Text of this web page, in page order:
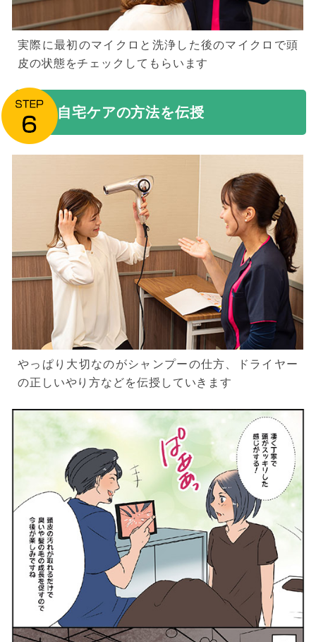
実際に最初のマイクロと洗浄した後のマイクロで頭
皮の状態をチェックしてもらいます
自宅ケアの方法を伝授
やっぱり大切なのがシャンプーの仕方、ドライヤー
の正しいやり方などを伝授していきます